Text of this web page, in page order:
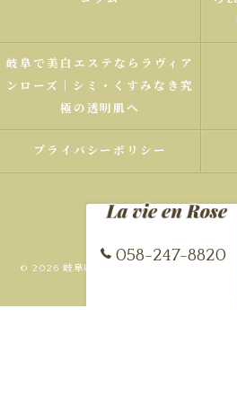
058-247-8820
岐阜で美白エステならラヴィア
ンローズ｜シミ・くすみなき究
極の透明肌へ
プライバシーポリシー
© 2026 岐阜県、岐南町でエステならLa vie